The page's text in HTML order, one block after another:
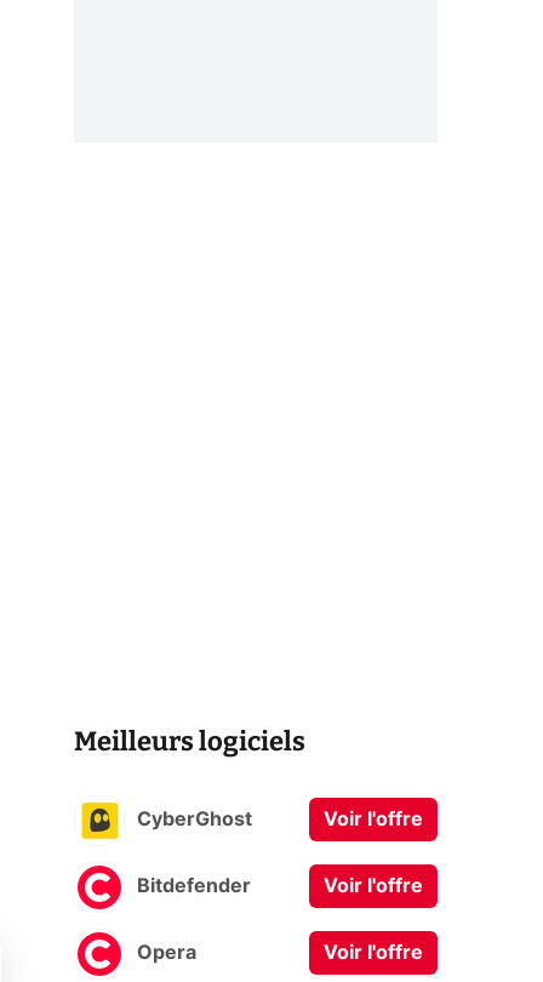
Meilleurs logiciels
CyberGhost Voir l'offre
Bitdefender Voir l'offre
Opera Voir l'offre